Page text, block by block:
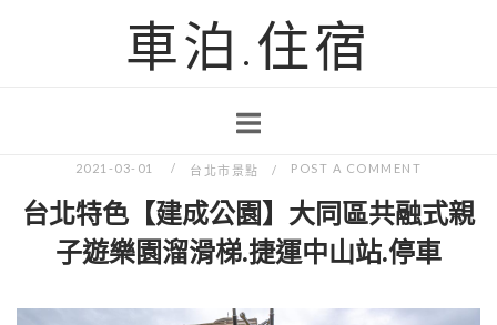
車泊.住宿
2021-03-01 台北市景點 POST A COMMENT
台北特色【建成公園】大同區共融式親
子遊樂園溜滑梯.捷運中山站.停車